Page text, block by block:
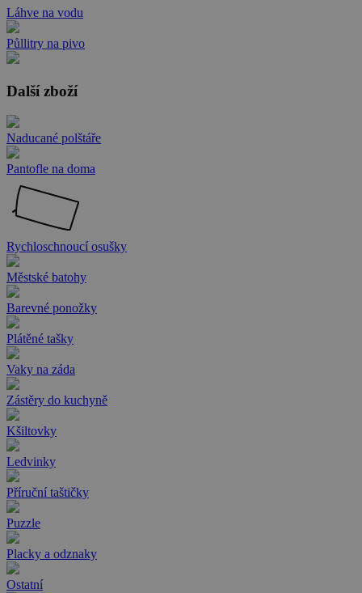
Láhve na vodu
Půllitry na pivo
Další zboží
Naducané polštáře
Pantofle na doma
Rychloschnoucí osušky
Městské batohy
Barevné ponožky
Plátěné tašky
Vaky na záda
Zástěry do kuchyně
Kšiltovky
Ledvinky
Příruční taštičky
Puzzle
Placky a odznaky
Ostatní